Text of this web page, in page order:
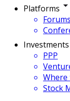
Platforms
Forums
Investments
PPP
Where
Stock